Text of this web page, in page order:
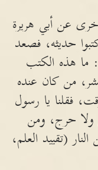
رواية اخرى عن أبي هريرة
حديثه، فصعد
ما هذه الكتب
من كان عنده
فقلنا يا رسول
ولا حرج، ومن
(تقييد العلم،